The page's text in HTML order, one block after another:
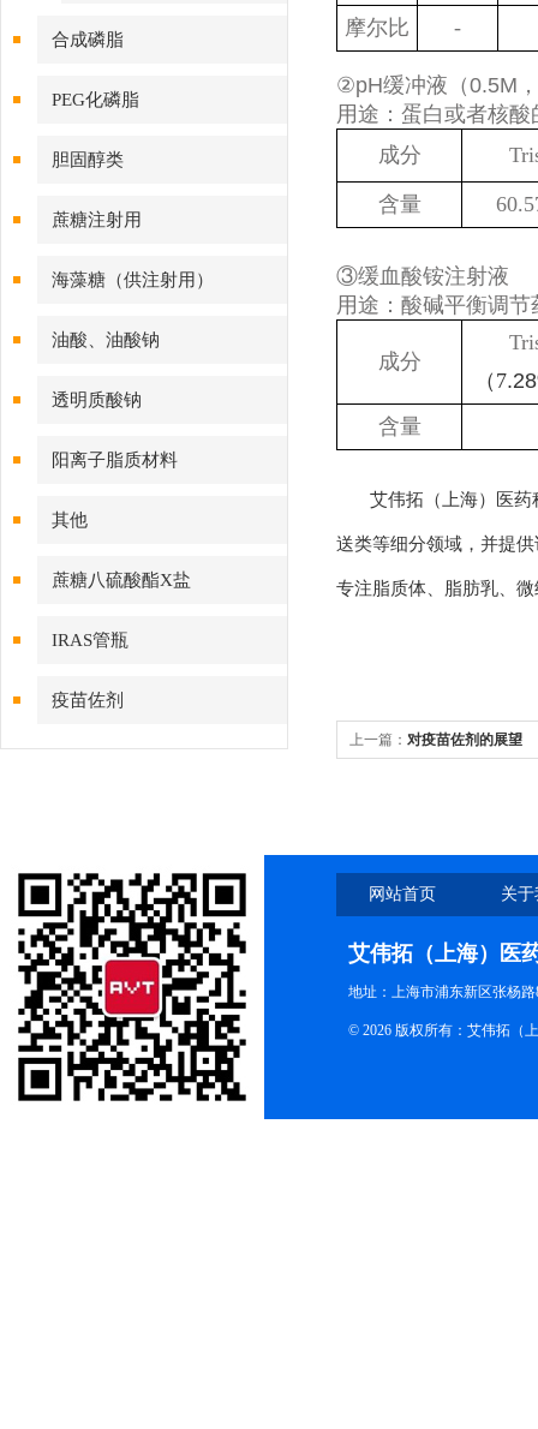
合成磷脂
PEG化磷脂
胆固醇类
蔗糖注射用
海藻糖（供注射用）
油酸、油酸钠
透明质酸钠
阳离子脂质材料
其他
蔗糖八硫酸酯X盐
IRAS管瓶
疫苗佐剂
摩尔比 -
②pH缓冲液（0.5M
用途：蛋白或者核酸
成分
含量 60.5
③缓血酸铵注射液
用途：酸碱平衡调
成分
（ 7
含量
艾伟拓（上海）医药科
送类等细分领域，并提
专注脂质体、脂肪乳、
上一篇： 对疫苗佐剂的展望
网站首页 关
艾伟拓（上海）医
地址：上海市浦东新区张杨
© 2026 版权所有：艾伟拓（